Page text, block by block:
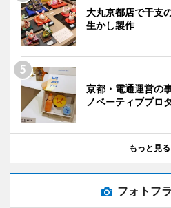
大丸京都店で干支
生かし製作
京都・電通運営の
ノベーティブプロ
もっと見る
フォトフ